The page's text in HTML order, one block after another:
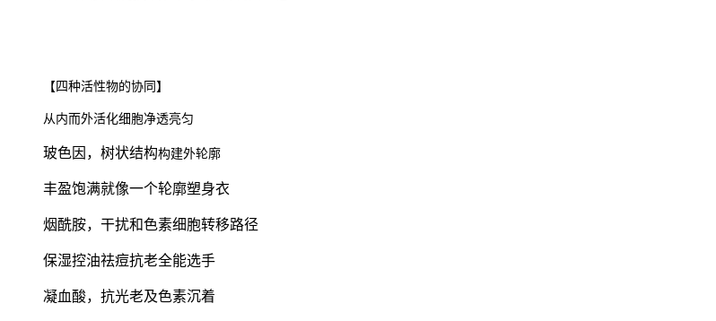
【四种活性物的协同】
从内而外活化细胞净透亮匀
玻色因，树状结构构建外轮廓
丰盈饱满就像一个轮廓塑身衣
烟酰胺，干扰和色素细胞转移路径
保湿控油祛痘抗老全能选手
凝血酸，抗光老及色素沉着